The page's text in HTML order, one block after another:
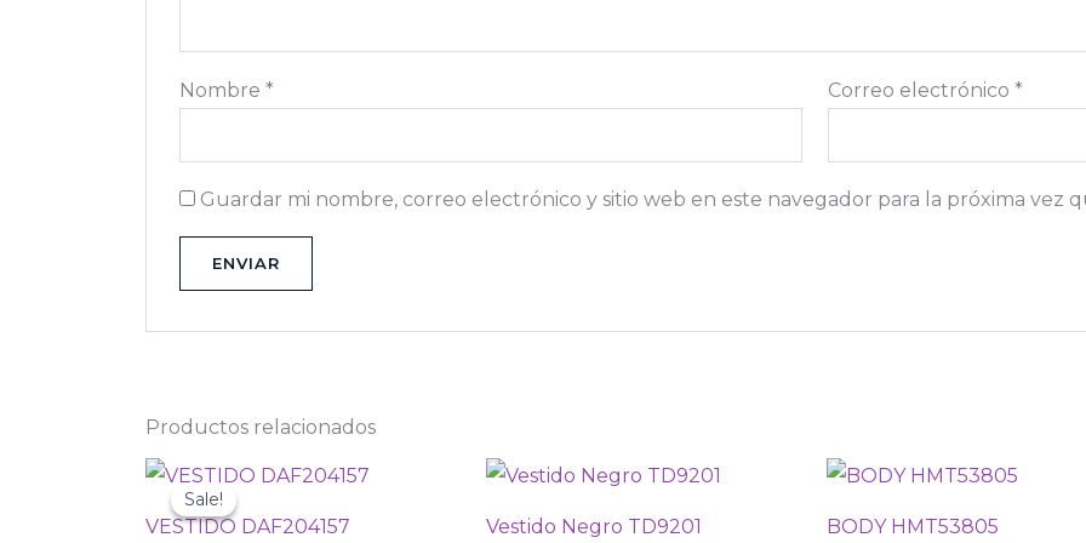
Nombre * Correo electrónico *
Guardar mi nombre, correo electrónico y sitio web en este navegador para la próxima vez
Productos relacionados
Sale!
Sale!
VESTIDO DAF204157
Original
price
was:
₡24
Current
price
₡14
Vestido Negro TD9201 BODY HMT53805